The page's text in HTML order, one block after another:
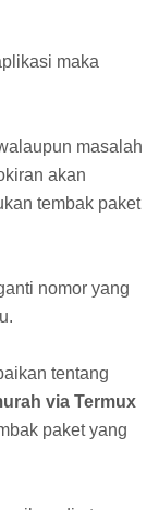
maka
masalah
akan
tembak paket
nomor yang
tentang
via Termux
paket yang